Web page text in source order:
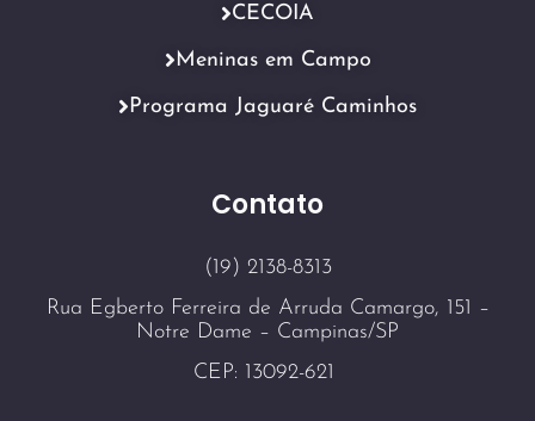
Contato
(19) 2138-8313
Rua Egberto Ferreira de Arruda Camargo, 151 –
Notre Dame – Campinas/SP
CEP: 13092-621
CECOIA
Meninas em Campo
Programa Jaguaré Caminhos